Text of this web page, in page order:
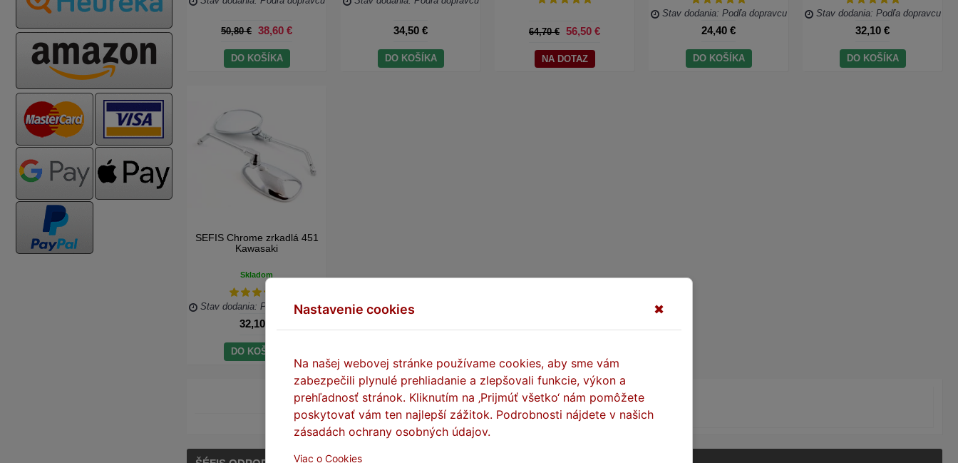
50,80 € 38,60 €
DO KOŠÍKA
34,50 €
DO KOŠÍKA
64,70 € 56,50 €
NA DOTAZ
Stav dodania: Podľa dopravcu
24,40 €
DO KOŠÍKA
Stav dodania: Podľa dopravcu
32,10 €
DO KOŠÍKA
SEFIS Chrome zrkadlá 451
Kawasaki
Skladom
Stav dodania: Podľa dopravcu
32,10 €
DO KOŠÍKA
Zobrazenie 16 až 16 z 16 (2 stránok) |< < 1 2
Nastavenie cookies ✖
Na našej webovej stránke používame cookies, aby sme vám
zabezpečili plynulé prehliadanie a zlepšovali funkcie, výkon a
prehľadnosť stránok. Kliknutím na ‚Prijmúť všetko‘ nám pomôžete
poskytovať vám ten najlepší zážitok. Podrobnosti nájdete v našich
zásadách ochrany osobných údajov.
Viac o Cookies